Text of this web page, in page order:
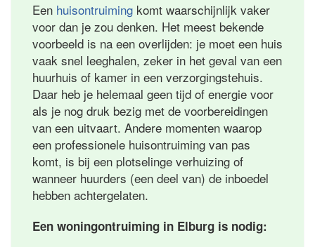
Een huisontruiming komt waarschijnlijk vaker
voor dan je zou denken. Het meest bekende
voorbeeld is na een overlijden: je moet een huis
vaak snel leeghalen, zeker in het geval van een
huurhuis of kamer in een verzorgingstehuis.
Daar heb je helemaal geen tijd of energie voor
als je nog druk bezig met de voorbereidingen
van een uitvaart. Andere momenten waarop
een professionele huisontruiming van pas
komt, is bij een plotselinge verhuizing of
wanneer huurders (een deel van) de inboedel
hebben achtergelaten.
Een woningontruiming in Elburg is nodig: